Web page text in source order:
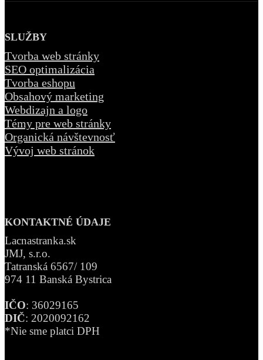
SLUŽBY
Tvorba web stránky
SEO optimalizácia
Tvorba eshopu
Obsahový marketing
Webdizajn a logo
Témy pre web stránky
Organická návštevnosť
Vývoj web stránok
KONTAKTNÉ ÚDAJE
Lacnastranka.sk
JMJ, s.r.o.
Tatranská 6567/ 109
974 11 Banská Bystrica
IČO: 36029165
DIČ: 2020092162
*Nie sme platci DPH